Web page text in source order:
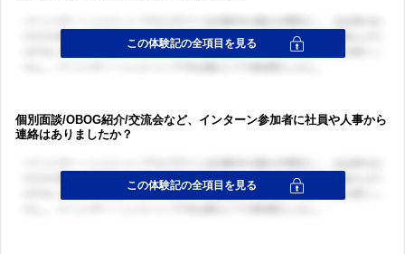
個別面談/OBOG紹介/交流会など、インターン参加者に社員や人事から
連絡はありましたか？